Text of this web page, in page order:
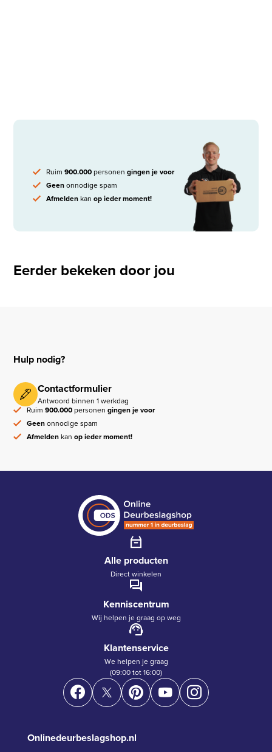
Ruim900.000personengingen je voor
Geenonnodige spam
Afmeldenkanop ieder moment!
Eerder bekeken door jou
Hulp nodig?
Contactformulier
Antwoord binnen 1 werkdag
Ruim900.000personengingen je voor
Geenonnodige spam
Afmeldenkanop ieder moment!
Alle producten
Direct winkelen
Kenniscentrum
Wij helpen je graag op weg
Klantenservice
We helpen je graag
(09:00 tot 16:00)
Onlinedeurbeslagshop.nl